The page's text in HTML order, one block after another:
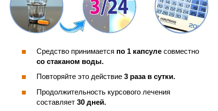
Средство принимается по 1 капсуле совместно
со стаканом воды.
Повторяйте это действие 3 раза в сутки.
Продолжительность курсового лечения
составляет 30 дней.